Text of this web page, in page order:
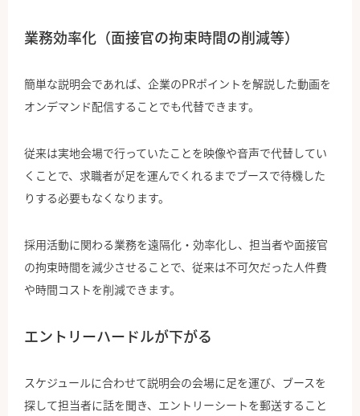
業務効率化（面接官の拘束時間の削減等）
簡単な説明会であれば、企業のPRポイントを解説した動画を
オンデマンド配信することでも代替できます。
従来は実地会場で行っていたことを映像や音声で代替してい
くことで、求職者が足を運んでくれるまでブースで待機した
りする必要もなくなります。
採用活動に関わる業務を遠隔化・効率化し、担当者や面接官
の拘束時間を減少させることで、従来は不可欠だった人件費
や時間コストを削減できます。
エントリーハードルが下がる
スケジュールに合わせて説明会の会場に足を運び、ブースを
探して担当者に話を聞き、エントリーシートを郵送すること